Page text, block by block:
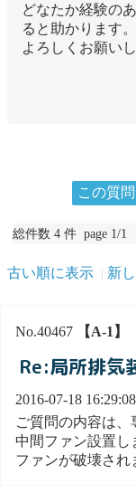
どなたか経験の
ると助かります。
よろしくお願いし
この質
総件数 4 件 page 1/1
古い順に表示 新
No.40467 【A-1】
Re:局所排気
2016-07-18 16:29:08
ご質問の内容は
中間ファン設置し
ファンが破壊され